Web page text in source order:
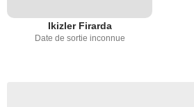
Ikizler Firarda
Date de sortie inconnue